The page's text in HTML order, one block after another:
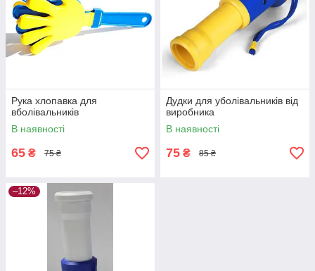
Рука хлопавка для
вболівальників
В наявності
65 ₴ 75 ₴
Дудки для уболівальників від
виробника
В наявності
75 ₴ 85 ₴
–12%